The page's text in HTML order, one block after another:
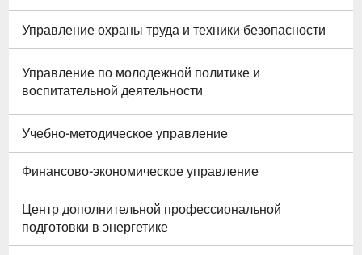
Управление охраны труда и техники безопасности
Управление по молодежной политике и
воспитательной деятельности
Учебно-методическое управление
Финансово-экономическое управление
Центр дополнительной профессиональной
подготовки в энергетике